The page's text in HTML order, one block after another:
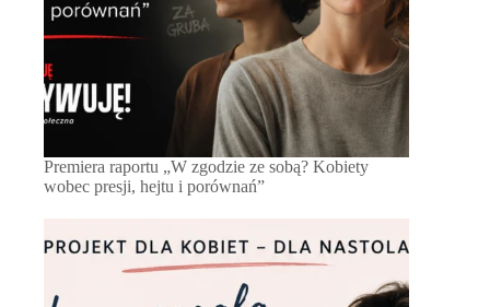
Premiera raportu „W zgodzie ze sobą? Kobiety
wobec presji, hejtu i porównań”